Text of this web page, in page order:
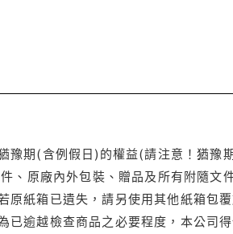
豫期(含例假日)的權益(請注意！猶豫
原廠內外包裝、贈品及所有附隨文
紙箱已遺失，請另使用其他紙箱包
已逾越檢查商品之必要程度，本公司